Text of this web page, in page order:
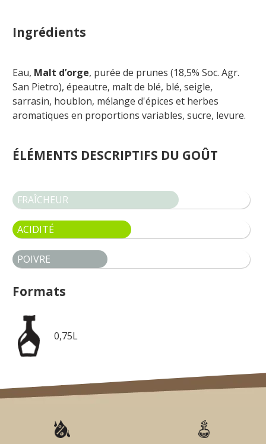
Ingrédients
Eau, Malt d’orge, purée de prunes (18,5% Soc. Agr.
San Pietro), épeautre, malt de blé, blé, seigle,
sarrasin, houblon, mélange d'épices et herbes
aromatiques en proportions variables, sucre, levure.
ÉLÉMENTS DESCRIPTIFS DU GOÛT
FRAÎCHEUR
ACIDITÉ
POIVRE
Formats
0,75L